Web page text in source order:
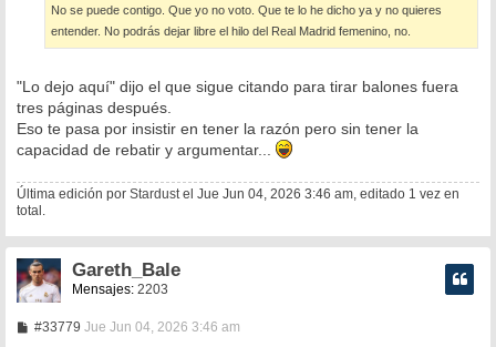
No se puede contigo. Que yo no voto. Que te lo he dicho ya y no quieres
entender. No podrás dejar libre el hilo del Real Madrid femenino, no.
"Lo dejo aquí" dijo el que sigue citando para tirar balones fuera
tres páginas después.
Eso te pasa por insistir en tener la razón pero sin tener la
capacidad de rebatir y argumentar...
Última edición por Stardust el Jue Jun 04, 2026 3:46 am, editado 1 vez en
total.
Gareth_Bale
Mensajes: 2203
#33779MJue Jun 04, 2026 3:46 am